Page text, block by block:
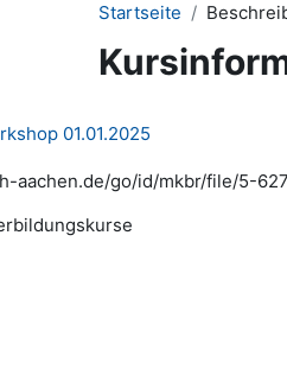
Startseite
01.01.2025
aachen.de/go/id/mkbr/file/5-